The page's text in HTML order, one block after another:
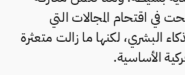
في اقتحام المجالات التي
البشري، لكنها ما زالت متعثرة
الأساسية.